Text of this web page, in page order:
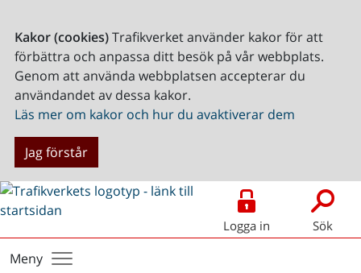
Kakor (cookies)Trafikverket använder kakor för att
förbättra och anpassa ditt besök på vår webbplats.
Genom att använda webbplatsen accepterar du
användandet av dessa kakor.
Läs mer om kakor och hur du avaktiverar dem
Jag förstår
Logga in Sök
Meny